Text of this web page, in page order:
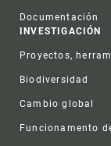
Documentación
INVESTIGACIÓN
Proyectos,
Biodiversidad
Cambio global
Funcionamento